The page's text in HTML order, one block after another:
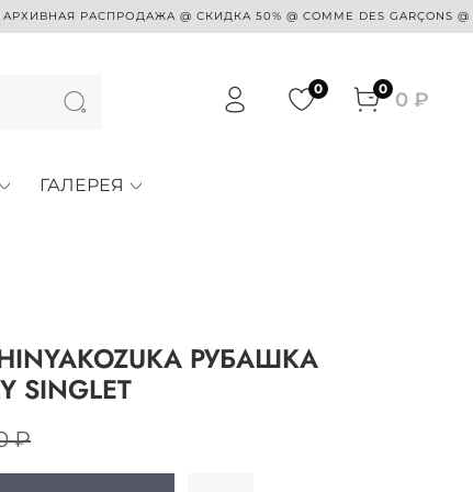
РАСПРОДАЖА @ СКИДКА 50% @ COMME DES GARÇONS @ SUE
0 0 0 ₽
ГАЛЕРЕЯ
РУБАШКА
SINGLET
₽